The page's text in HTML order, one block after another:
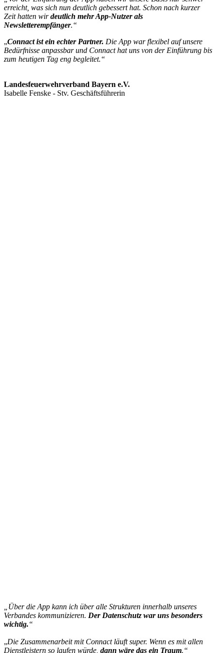
erreicht, was sich nun deutlich gebessert hat. Schon nach kurzer
Zeit hatten wirdeutlich mehr App-Nutzer als
Newsletterempfänger.“
„Connact ist ein echter Partner. Die App war flexibel auf unsere
Bedürfnisse anpassbar und Connact hat uns von der Einführung bis
zum heutigen Tag eng begleitet.“
Landesfeuerwehrverband Bayern e.V.
Isabelle Fenske - Stv. Geschäftsführerin
„Über die App kann ich über alle Strukturen innerhalb unseres
Verbandes kommunizieren. Der Datenschutz war uns besonders
wichtig.“
„Die Zusammenarbeit mit Connact läuft super. Wenn es mit allen
Dienstleistern so laufen würde, dann wäre das ein Traum.“